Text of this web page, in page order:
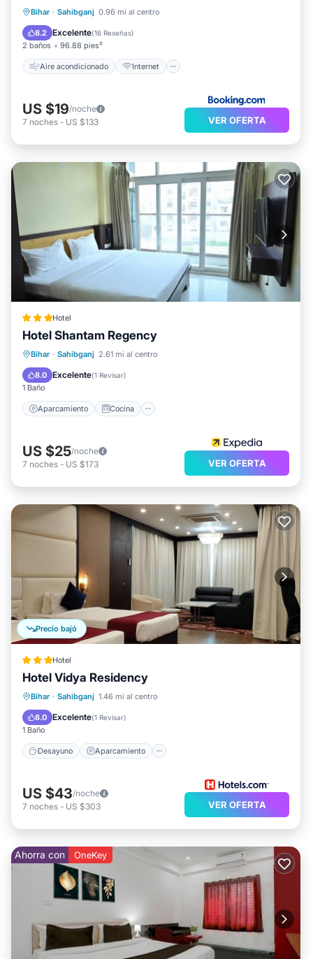
Los servicios de ocio y esparcimiento en este hotel
incluyen una piscina al aire libre.
Bihar · Sahibganj 0.96 mi al centro
8.2 Excelente(16 Reseñas)
2 baños 96.88 pies²
Aire acondicionado Internet
Aire acondicionado
Apto para niños
US $19/noche
7 noches - US $133 VER OFERTA
Hotel
Hotel Shantam Regency
Bihar · Sahibganj 2.61 mi al centro
8.0 Excelente(1 Revisar)
1 Baño
Aparcamiento Cocina
Aparcamiento
Cocina
Aire acondicionado
US $25/noche
7 noches - US $173 VER OFERTA
Precio bajó
Hotel
Hotel Vidya Residency
Bihar · Sahibganj 1.46 mi al centro
8.0 Excelente(1 Revisar)
1 Baño
Desayuno Aparcamiento
Desayuno Aparcamiento
Aire acondicionado
US $43/noche
7 noches - US $303 VER OFERTA
Ahorra con OneKey